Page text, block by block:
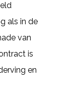
als in de
van
is
en